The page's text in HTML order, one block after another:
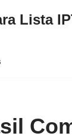
Lista